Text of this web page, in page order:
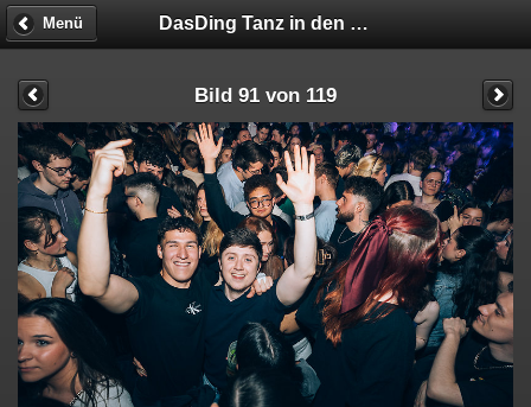
DasDing Tanz in den Mai
Menü
Bild 91 von 119